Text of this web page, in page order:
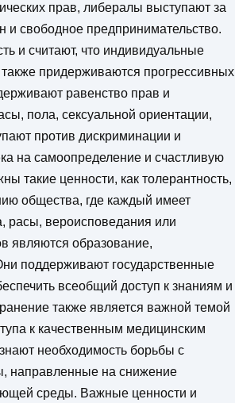
прав, либералы выступают за
свободное предпринимательство.
и считают, что индивидуальные
придерживаются прогрессивных
равенство прав и
пола, сексуальной ориентации,
против дискриминации и
на самоопределение и счастливую
такие ценности, как толерантность,
общества, где каждый имеет
расы, вероисповедания или
являются образование,
поддерживают государственные
всеобщий доступ к знаниям и
также является важной темой
к качественным медицинским
необходимость борьбы с
направленные на снижение
среды. Важные ценности и